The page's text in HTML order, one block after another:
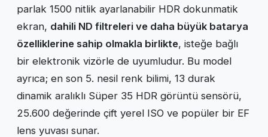
parlak 1500 nitlik ayarlanabilir HDR dokunmatik
ekran, dahili ND filtreleri ve daha büyük batarya
özelliklerine sahip olmakla birlikte, isteğe bağlı
bir elektronik vizörle de uyumludur. Bu model
ayrıca; en son 5. nesil renk bilimi, 13 durak
dinamik aralıklı Süper 35 HDR görüntü sensörü,
25.600 değerinde çift yerel ISO ve popüler bir EF
lens yuvası sunar.